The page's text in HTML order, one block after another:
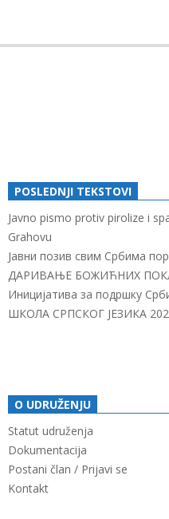
POSLEDNJI TEKSTOVI
Javno pismo protiv pirolize i
Grahovu
Јавни позив свим Србима
ДАРИВАЊЕ БОЖИЋНИХ
Иницијатива за подршку
ШКОЛА СРПСКОГ ЈЕЗИКА
O UDRUŽENJU
Statut udruženja
Dokumentacija
Postani član / Prijavi se
Kontakt